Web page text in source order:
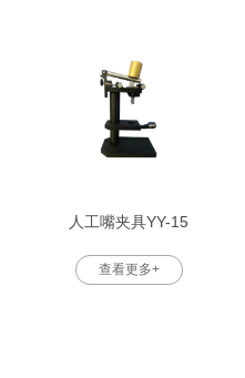
人工嘴夹具YY-15
查看更多+